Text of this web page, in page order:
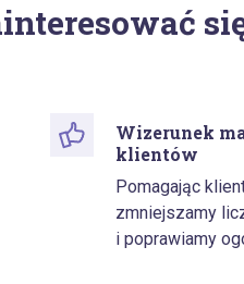
Wizerunek
klientów
Pomagając
zmniejszamy
i poprawiamy